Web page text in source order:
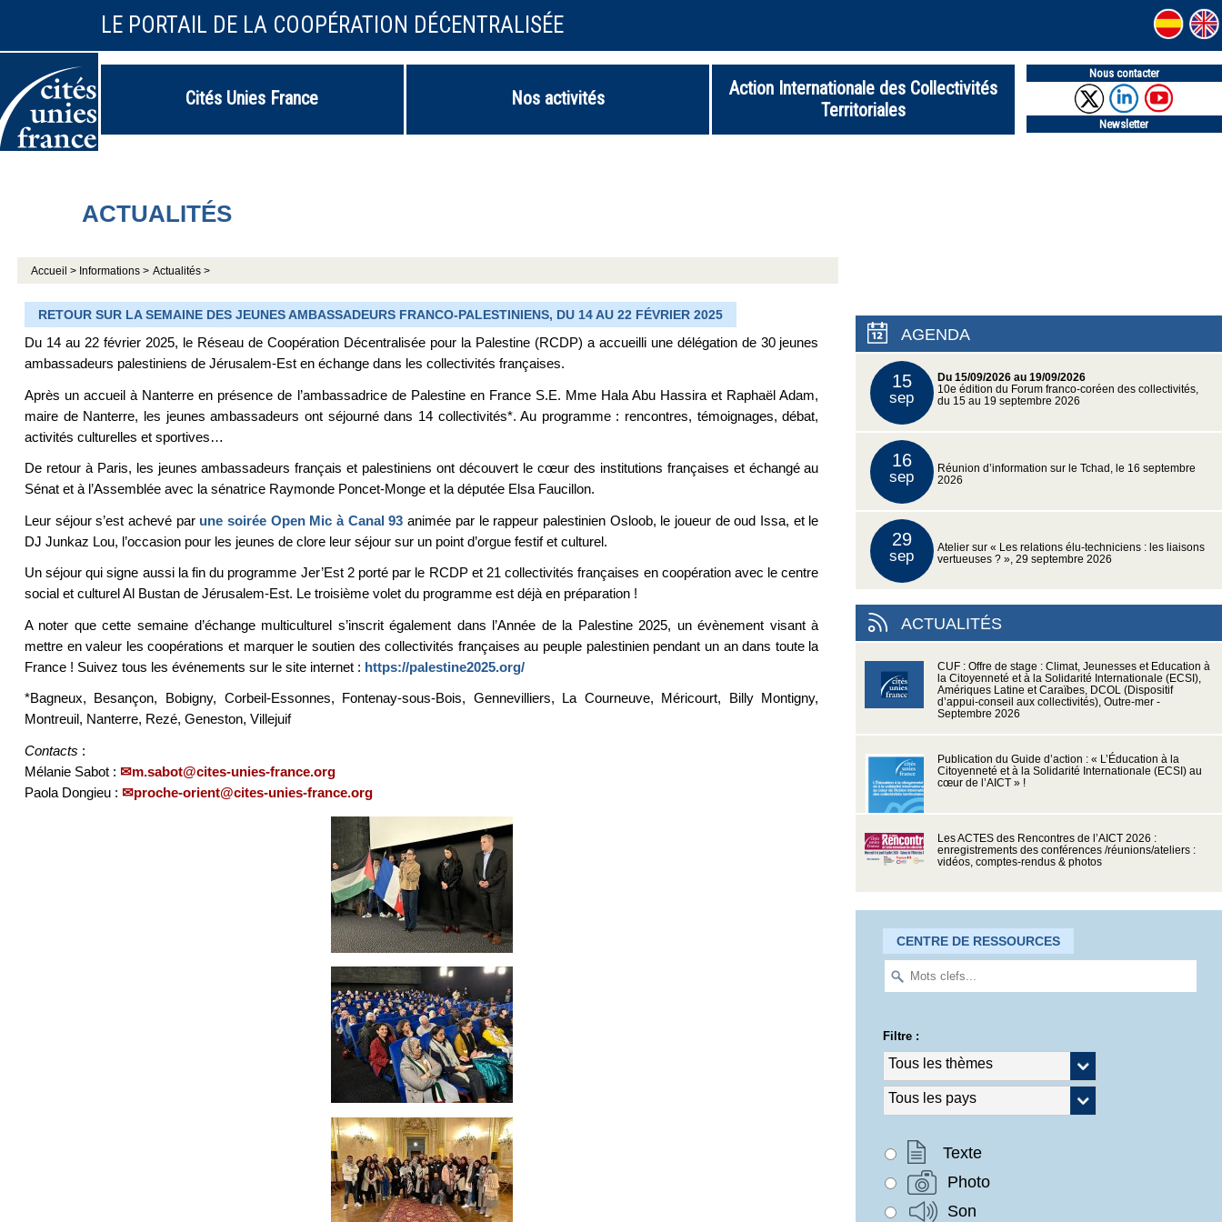
LE PORTAIL DE LA COOPÉRATION DÉCENTRALISÉE
Cités Unies France Nos activités
Action Internationale des Collectivités
Territoriales
Nous contacter
Newsletter
ACTUALITÉS
Accueil > Informations > Actualités >
RETOUR SUR LA SEMAINE DES JEUNES AMBASSADEURS FRANCO-PALESTINIENS, DU 14 AU 22 FÉVRIER 2025
Du 14 au 22 février 2025, le Réseau de Coopération Décentralisée pour la Palestine (RCDP) a accueilli une délégation de 30 jeunes
ambassadeurs palestiniens de Jérusalem-Est en échange dans les collectivités françaises.
Après un accueil à Nanterre en présence de l’ambassadrice de Palestine en France S.E. Mme Hala Abu Hassira et Raphaël Adam,
maire de Nanterre, les jeunes ambassadeurs ont séjourné dans 14 collectivités*. Au programme : rencontres, témoignages, débat,
activités culturelles et sportives…
De retour à Paris, les jeunes ambassadeurs français et palestiniens ont découvert le cœur des institutions françaises et échangé au
Sénat et à l’Assemblée avec la sénatrice Raymonde Poncet-Monge et la députée Elsa Faucillon.
Leur séjour s’est achevé par une soirée Open Mic à Canal 93 animée par le rappeur palestinien Osloob, le joueur de oud Issa, et le
DJ Junkaz Lou, l’occasion pour les jeunes de clore leur séjour sur un point d’orgue festif et culturel.
Un séjour qui signe aussi la fin du programme Jer’Est 2 porté par le RCDP et 21 collectivités françaises en coopération avec le centre
social et culturel Al Bustan de Jérusalem-Est. Le troisième volet du programme est déjà en préparation !
A noter que cette semaine d’échange multiculturel s’inscrit également dans l’Année de la Palestine 2025, un évènement visant à
mettre en valeur les coopérations et marquer le soutien des collectivités françaises au peuple palestinien pendant un an dans toute la
France ! Suivez tous les événements sur le site internet : https://palestine2025.org/
*Bagneux, Besançon, Bobigny, Corbeil-Essonnes, Fontenay-sous-Bois, Gennevilliers, La Courneuve, Méricourt, Billy Montigny,
Montreuil, Nanterre, Rezé, Geneston, Villejuif
Contacts :
Mélanie Sabot :
m.sabot@cites-unies-france.org
Paola Dongieu :
proche-orient@cites-unies-france.org
AGENDA
15
sep
Du 15/09/2026 au 19/09/2026
10e édition du Forum franco-coréen des collectivités,
du 15 au 19 septembre 2026
16
sep
Réunion d’information sur le Tchad, le 16 septembre
2026
29
sep
Atelier sur « Les relations élu-techniciens : les liaisons
vertueuses ? », 29 septembre 2026
ACTUALITÉS
CUF : Offre de stage : Climat, Jeunesses et Education à
la Citoyenneté et à la Solidarité Internationale (ECSI),
Amériques Latine et Caraïbes, DCOL (Dispositif
d’appui-conseil aux collectivités), Outre-mer -
Septembre 2026
Publication du Guide d’action : « L’Éducation à la
Citoyenneté et à la Solidarité Internationale (ECSI) au
cœur de l’AICT » !
Les ACTES des Rencontres de l’AICT 2026 :
enregistrements des conférences /réunions/ateliers :
vidéos, comptes-rendus & photos
CENTRE DE RESSOURCES
Filtre :
Texte
Photo
Son